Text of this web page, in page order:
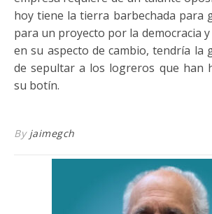
hoy tiene la tierra barbechada para
para un proyecto por la democracia y
en su aspecto de cambio, tendría la
de sepultar a los logreros que han
su botín.
By jaimegch